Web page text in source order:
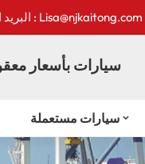
البريد الإلكتروني : Lisa@njkaitong.com
سيارات بأسعار
سيارات مستعملة